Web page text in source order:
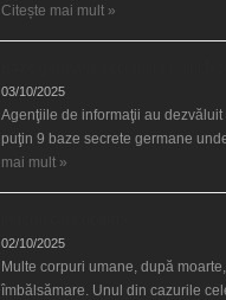
Citește mai mult »
03/10/2025
Agenţiile de informaţii au dezvăluit
puţin 9 baze secrete germane
mai mult »
02/10/2025
Multe corpuri umane, după
îmbălsămare. Unul din cazurile